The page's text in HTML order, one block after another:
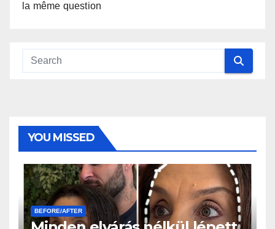
la même question
YOU MISSED
BEFORE/AFTER